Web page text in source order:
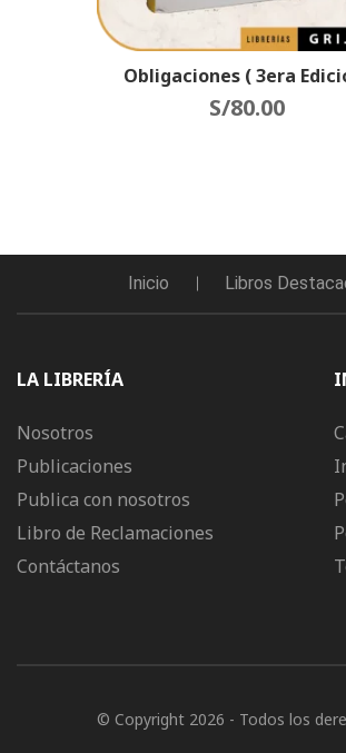
Obligaciones ( 3era
S/80.00
Inicio Libros
LA LIBRERÍA
Nosotros
Publicaciones
Publica con nosotros
Libro de Reclamaciones
Contáctanos
© Copyright 2026 - Todos los